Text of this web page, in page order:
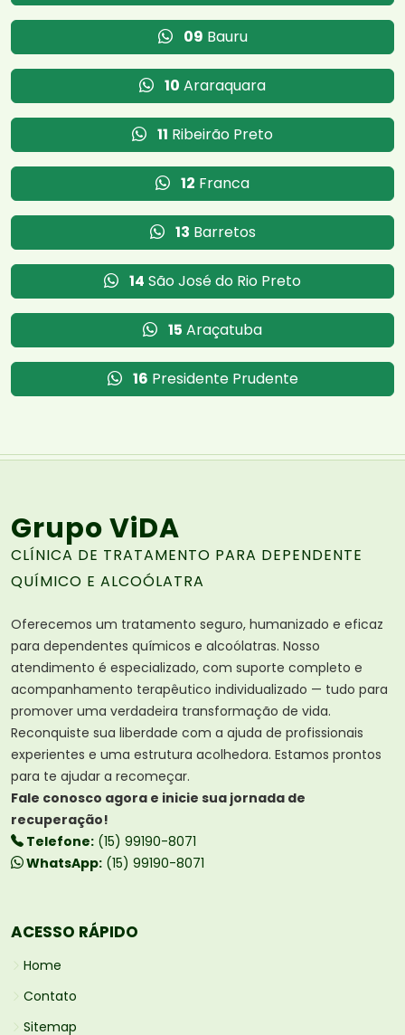
09 Bauru
10 Araraquara
11 Ribeirão Preto
12 Franca
13 Barretos
14 São José do Rio Preto
15 Araçatuba
16 Presidente Prudente
Grupo ViDA
CLÍNICA DE TRATAMENTO PARA DEPENDENTE
QUÍMICO E ALCOÓLATRA
Oferecemos um tratamento seguro, humanizado e eficaz
para dependentes químicos e alcoólatras. Nosso
atendimento é especializado, com suporte completo e
acompanhamento terapêutico individualizado — tudo para
promover uma verdadeira transformação de vida.
Reconquiste sua liberdade com a ajuda de profissionais
experientes e uma estrutura acolhedora. Estamos prontos
para te ajudar a recomeçar.
Fale conosco agora e inicie sua jornada de
recuperação!
Telefone: (15) 99190-8071
WhatsApp: (15) 99190-8071
ACESSO RÁPIDO
Home
Contato
Sitemap